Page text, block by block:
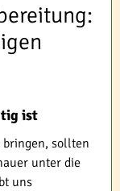
ist
bringen, sollten
unter die
uns